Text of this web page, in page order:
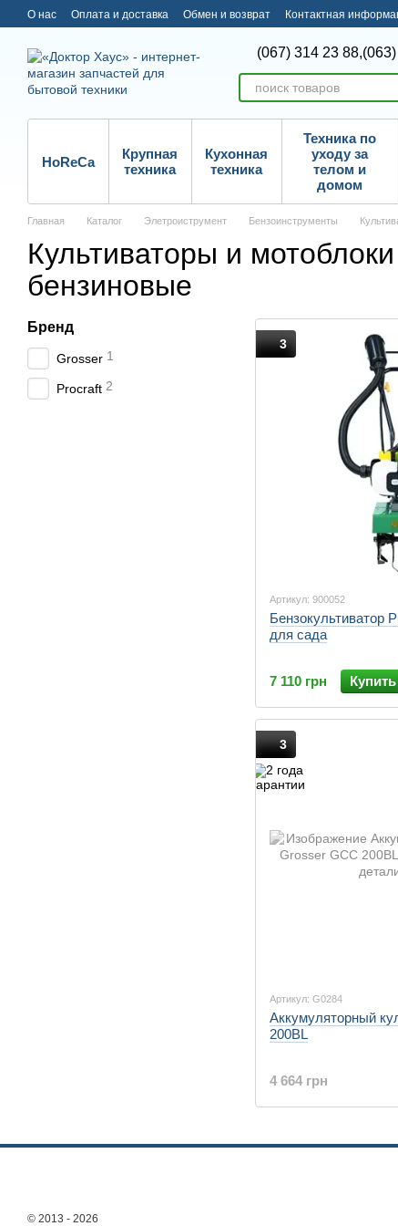
Перейти к основному контенту
О нас Оплата и доставка Обмен и возврат Контактная
(067) 314 23 88,
HoReCa
Крупная
техника
Кухонная
техника
Техника по
уходу за
телом и
домом
Главная Каталог Элетроиструмент Бензоинструменты
Культиваторы и мотоблоки
бензиновые
3
Артикул: 900052
Бензокультиватор
для сада
7 110 грн Купить
3
Артикул: G0284
Аккумуляторный
200BL
4 664 грн
Бренд
Grosser 1
Procraft 2
© 2013 - 2026